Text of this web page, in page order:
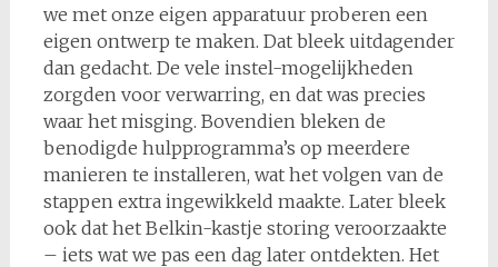
we met onze eigen apparatuur proberen een
eigen ontwerp te maken. Dat bleek uitdagender
dan gedacht. De vele instel-mogelijkheden
zorgden voor verwarring, en dat was precies
waar het misging. Bovendien bleken de
benodigde hulpprogramma’s op meerdere
manieren te installeren, wat het volgen van de
stappen extra ingewikkeld maakte. Later bleek
ook dat het Belkin-kastje storing veroorzaakte
– iets wat we pas een dag later ontdekten. Het